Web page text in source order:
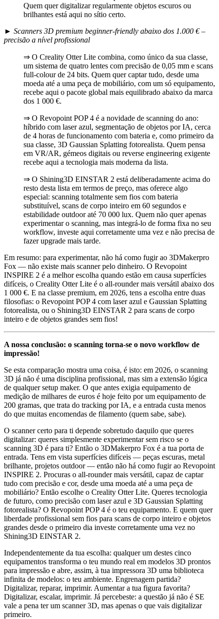
Quem quer digitalizar regularmente objetos escuros ou
brilhantes está aqui no sítio certo.
► Scanners 3D premium beginner-friendly abaixo dos 1.000 € –
precisão a nível profissional
⇒ O Creality Otter Lite combina, como único da sua classe,
um sistema de quatro lentes com precisão de 0,05 mm e scans
full-colour de 24 bits. Quem quer captar tudo, desde uma
moeda até a uma peça de mobiliário, com um só equipamento,
recebe aqui o pacote global mais equilibrado abaixo da marca
dos 1 000 €.
⇒ O Revopoint POP 4 é a novidade de scanning do ano:
híbrido com laser azul, segmentação de objetos por IA, cerca
de 4 horas de funcionamento com bateria e, como primeiro da
sua classe, 3D Gaussian Splatting fotorealista. Quem pensa
em VR/AR, gémeos digitais ou reverse engineering exigente
recebe aqui a tecnologia mais moderna da lista.
⇒ O Shining3D EINSTAR 2 está deliberadamente acima do
resto desta lista em termos de preço, mas oferece algo
especial: scanning totalmente sem fios com bateria
substituível, scans de corpo inteiro em 60 segundos e
estabilidade outdoor até 70 000 lux. Quem não quer apenas
experimentar o scanning, mas integrá-lo de forma fixa no seu
workflow, investe aqui corretamente uma vez e não precisa de
fazer upgrade mais tarde.
Em resumo: para experimentar, não há como fugir ao 3DMakerpro
Fox — não existe mais scanner pelo dinheiro. O Revopoint
INSPIRE 2 é a melhor escolha quando estão em causa superfícies
difíceis, o Creality Otter Lite é o all-rounder mais versátil abaixo dos
1 000 €. E na classe premium, em 2026, tens a escolha entre duas
filosofias: o Revopoint POP 4 com laser azul e Gaussian Splatting
fotorealista, ou o Shining3D EINSTAR 2 para scans de corpo
inteiro e de objetos grandes sem fios!
A nossa conclusão: o scanning torna-se o novo workflow de
impressão!
Se esta comparação mostra uma coisa, é isto: em 2026, o scanning
3D já não é uma disciplina profissional, mas sim a extensão lógica
de qualquer setup maker. O que antes exigia equipamento de
medição de milhares de euros é hoje feito por um equipamento de
200 gramas, que trata do tracking por IA, e a entrada custa menos
do que muitas encomendas de filamento (quem sabe, sabe).
O scanner certo para ti depende sobretudo daquilo que queres
digitalizar: queres simplesmente experimentar sem risco se o
scanning 3D é para ti? Então o 3DMakerpro Fox é a tua porta de
entrada. Tens em vista superfícies difíceis — peças escuras, metal
brilhante, projetos outdoor — então não há como fugir ao Revopoint
INSPIRE 2. Procuras o all-rounder mais versátil, capaz de captar
tudo com precisão e cor, desde uma moeda até a uma peça de
mobiliário? Então escolhe o Creality Otter Lite. Queres tecnologia
de futuro, como precisão com laser azul e 3D Gaussian Splatting
fotorealista? O Revopoint POP 4 é o teu equipamento. E quem quer
liberdade profissional sem fios para scans de corpo inteiro e objetos
grandes desde o primeiro dia investe corretamente uma vez no
Shining3D EINSTAR 2.
Independentemente da tua escolha: qualquer um destes cinco
equipamentos transforma o teu mundo real em modelos 3D prontos
para impressão e abre, assim, à tua impressora 3D uma biblioteca
infinita de modelos: o teu ambiente. Engrenagem partida?
Digitalizar, reparar, imprimir. Aumentar a tua figura favorita?
Digitalizar, escalar, imprimir. Já percebeste: a questão já não é SE
vale a pena ter um scanner 3D, mas apenas o que vais digitalizar
primeiro.